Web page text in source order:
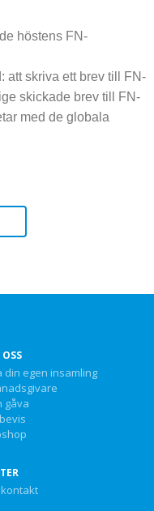
höstens FN-
att skriva ett brev till FN-
skickade brev till FN-
med de globala
din egen insamling
gåva